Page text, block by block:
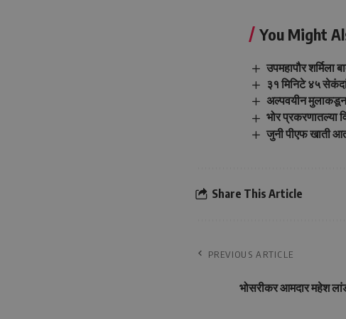
You Might
उपमहापौर शर्मिला
३१ मिनिटे ४५
अल्पवयीन
भोर प्रकरणातल्या
जुनी पीएफ खाती
Share This Article
PREVIOUS ARTICLE
भोसरीकर आमदार महेश